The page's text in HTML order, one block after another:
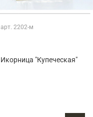
арт. 2202-м
Икорница "Купеческая"